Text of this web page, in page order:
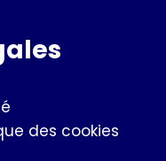
des cookies